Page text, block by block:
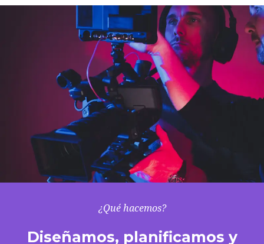
¿Qué hacemos?
Diseñamos, planificamos y